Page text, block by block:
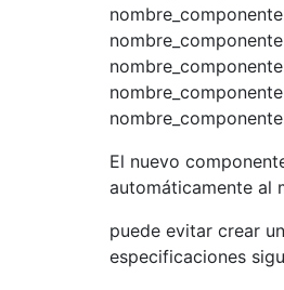
El nuevo
automáticamente al
puede evitar crear
especificaciones